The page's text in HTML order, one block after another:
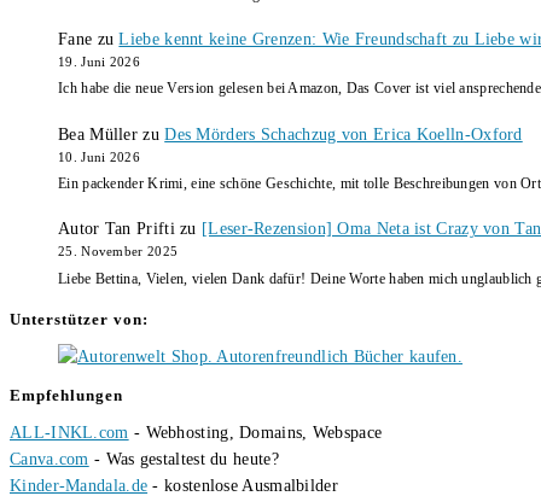
Fane zuLiebe kennt keine Grenzen: Wie Freundschaft zu Liebe
19. Juni 2026
Ich habe die neue Version gelesen bei Amazon, Das Cover ist viel
Bea Müller zuDes Mörders Schachzug von Erica Koelln-Oxford
10. Juni 2026
Ein packender Krimi, eine schöne Geschichte, mit tolle Beschreibungen von
Autor Tan Priftizu [Leser-Rezension] Oma Neta ist Crazy von
25. November 2025
Liebe Bettina, Vielen, vielen Dank dafür! Deine Worte haben mich unglaublich
Unterstützer von:
Empfehlungen
ALL-INKL.com - Webhosting, Domains, Webspace
Canva.com - Was gestaltest du heute?
Kinder-Mandala.de - kostenlose Ausmalbilder